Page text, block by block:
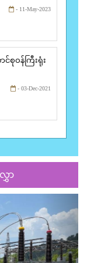
- 11-May-2023
င်စုဝန်ကြီးရုံး
- 03-Dec-2021
ာ